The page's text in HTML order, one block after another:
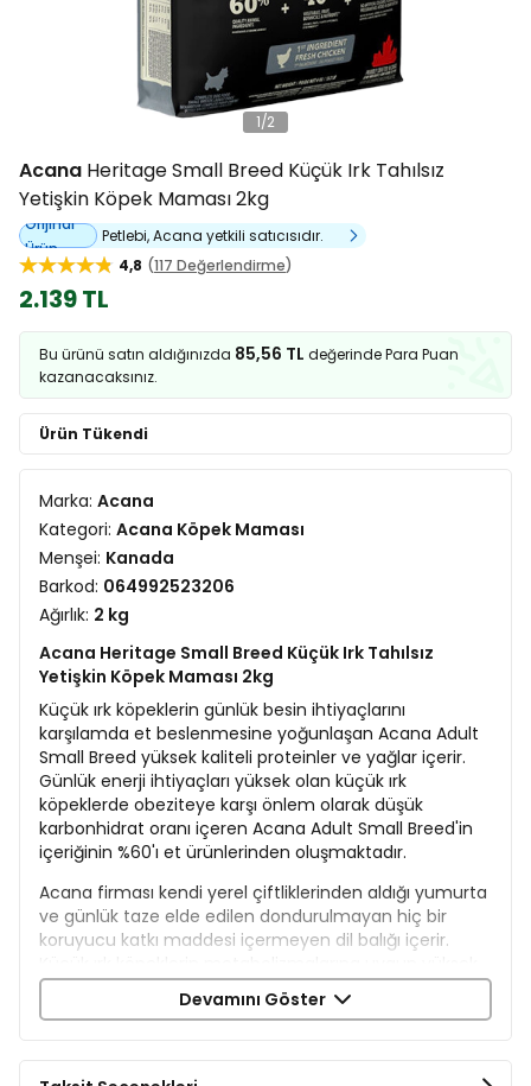
1/2
Acana Heritage Small Breed Küçük Irk Tahılsız
Yetişkin Köpek Maması 2kg
Orijinal
Ürün
Petlebi, Acana yetkili satıcısıdır.
4,8
117 Değerlendirme
2.139 TL
Bu ürünü satın aldığınızda 85,56 TL değerinde Para Puan
kazanacaksınız.
Ürün Tükendi
Marka: Acana
Kategori: Acana Köpek Maması
Menşei: Kanada
Barkod: 064992523206
Ağırlık: 2 kg
Acana Heritage Small Breed Küçük Irk Tahılsız
Yetişkin Köpek Maması 2kg
Küçük ırk köpeklerin günlük besin ihtiyaçlarını
karşılamda et beslenmesine yoğunlaşan Acana Adult
Small Breed yüksek kaliteli proteinler ve yağlar içerir.
Günlük enerji ihtiyaçları yüksek olan küçük ırk
köpeklerde obeziteye karşı önlem olarak düşük
karbonhidrat oranı içeren Acana Adult Small Breed'in
içeriğinin %60'ı et ürünlerinden oluşmaktadır.
Acana firması kendi yerel çiftliklerinden aldığı yumurta
ve günlük taze elde edilen dondurulmayan hiç bir
koruyucu katkı maddesi içermeyen dil balığı içerir.
oranda protein ve orta seviyede yağ içerir.
Acana Adult Small Breed alerjik etkisi olması muhtemel
küçük ırk köpeklerin kilo almalarına sebep olan basit
Devamını Göster